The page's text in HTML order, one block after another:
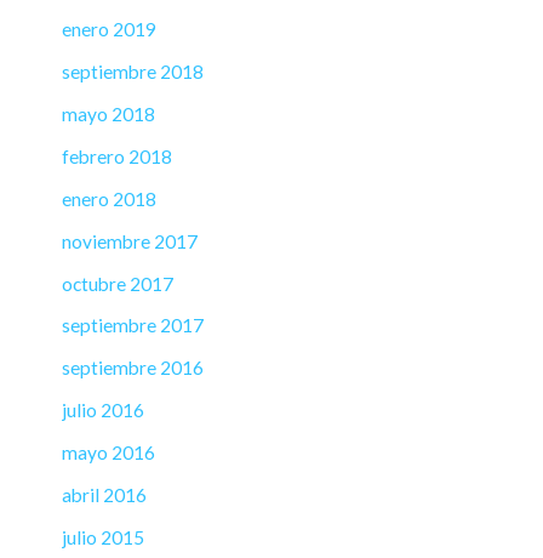
enero 2019
septiembre 2018
mayo 2018
febrero 2018
enero 2018
noviembre 2017
octubre 2017
septiembre 2017
septiembre 2016
julio 2016
mayo 2016
abril 2016
julio 2015